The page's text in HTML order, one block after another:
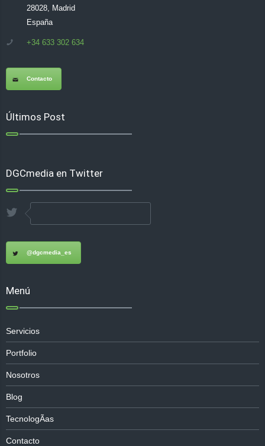
28028, Madrid
España
+34 633 302 634
Contacto
Últimos Post
DGCmedia en Twitter
@dgcmedia_es
Menú
Servicios
Portfolio
Nosotros
Blog
TecnologÃ­as
Contacto